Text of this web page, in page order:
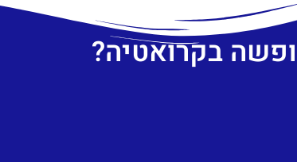
בקרואטיה?